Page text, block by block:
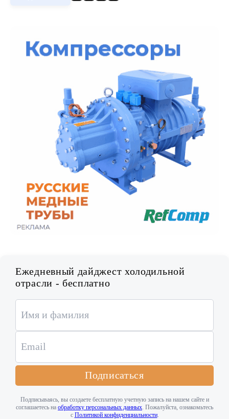
Ежедневный дайджест холодильной
отрасли - бесплатно
Подписаться
Подписываясь, вы создаете бесплатную учетную запись на нашем сайте и
соглашаетесь на обработку персональных данных . Пожалуйста, ознакомьтесь
с Политикой конфиденциальности.